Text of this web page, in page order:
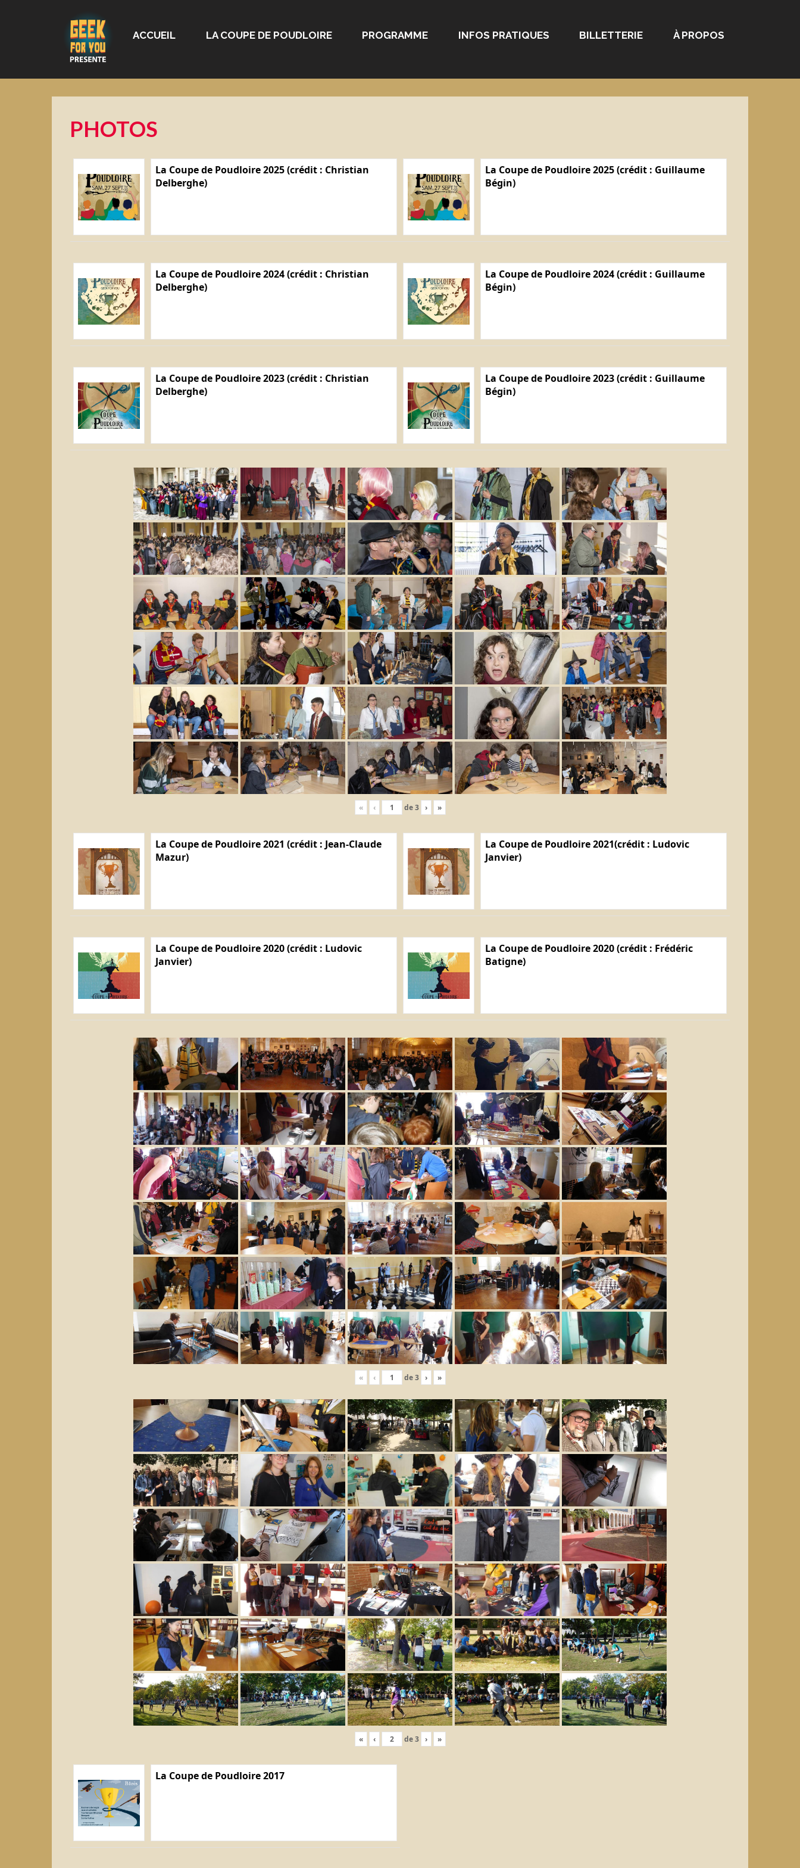
ACCUEIL LA COUPE DE POUDLOIRE PROGRAMME INFOS PRATIQUES BILLETTERIE À PROPOS
PHOTOS
La Coupe de Poudloire 2025 (crédit : Christian
Delberghe)
La Coupe de Poudloire 2025 (crédit : Guillaume
Bégin)
La Coupe de Poudloire 2024 (crédit : Christian
Delberghe)
La Coupe de Poudloire 2024 (crédit : Guillaume
Bégin)
La Coupe de Poudloire 2023 (crédit : Christian
Delberghe)
La Coupe de Poudloire 2023 (crédit : Guillaume
Bégin)
« ‹ de3 › »
La Coupe de Poudloire 2021 (crédit : Jean-Claude
Mazur)
La Coupe de Poudloire 2021(crédit : Ludovic
Janvier)
La Coupe de Poudloire 2020 (crédit : Ludovic
Janvier)
La Coupe de Poudloire 2020 (crédit : Frédéric
Batigne)
« ‹ de3 › »
« ‹ de3 › »
La Coupe de Poudloire 2017